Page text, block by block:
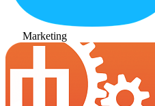
Marketing